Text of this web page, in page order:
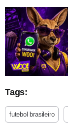
Tags:
futebol brasileiro